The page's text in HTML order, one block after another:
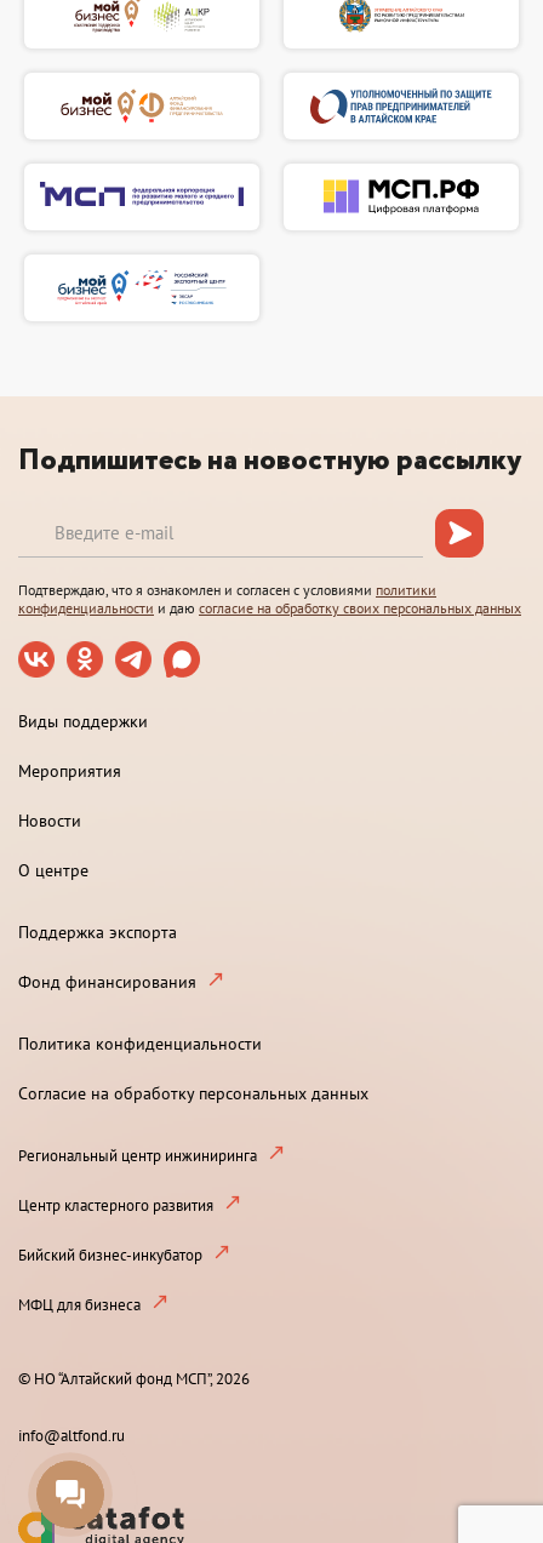
Подпишитесь на новостную рассылку
Подтверждаю, что я ознакомлен и согласен с условиями политики
конфиденциальности и даю согласие на обработку своих персональных данных
Виды поддержки
Мероприятия
Новости
О центре
Поддержка экспорта
Фонд финансирования
Политика конфиденциальности
Согласие на обработку персональных данных
Региональный центр инжиниринга
Центр кластерного развития
Бийский бизнес-инкубатор
МФЦ для бизнеса
© НО “Алтайский фонд МСП”, 2026
info@altfond.ru